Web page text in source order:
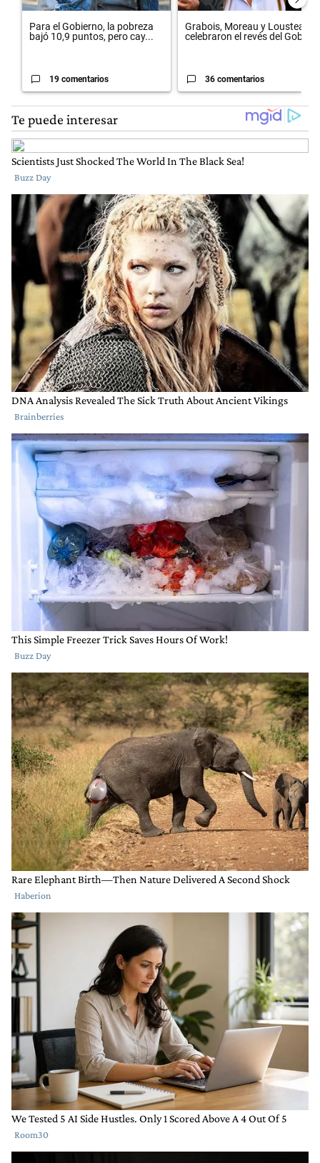
Para el Gobierno, la pobreza
bajó 10,9 puntos, pero cay...
19 comentarios
Grabois, Moreau y Lousteau
celebraron el revés del Gobi...
36 comentarios